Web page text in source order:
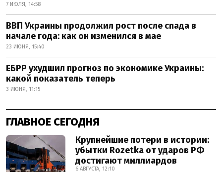
7 ИЮЛЯ, 14:58
ВВП Украины продолжил рост после спада в
начале года: как он изменился в мае
23 ИЮНЯ, 15:40
ЕБРР ухудшил прогноз по экономике Украины:
какой показатель теперь
3 ИЮНЯ, 11:15
ГЛАВНОЕ СЕГОДНЯ
Крупнейшие потери в истории:
убытки Rozetka от ударов РФ
достигают миллиардов
6 АВГУСТА, 12:10